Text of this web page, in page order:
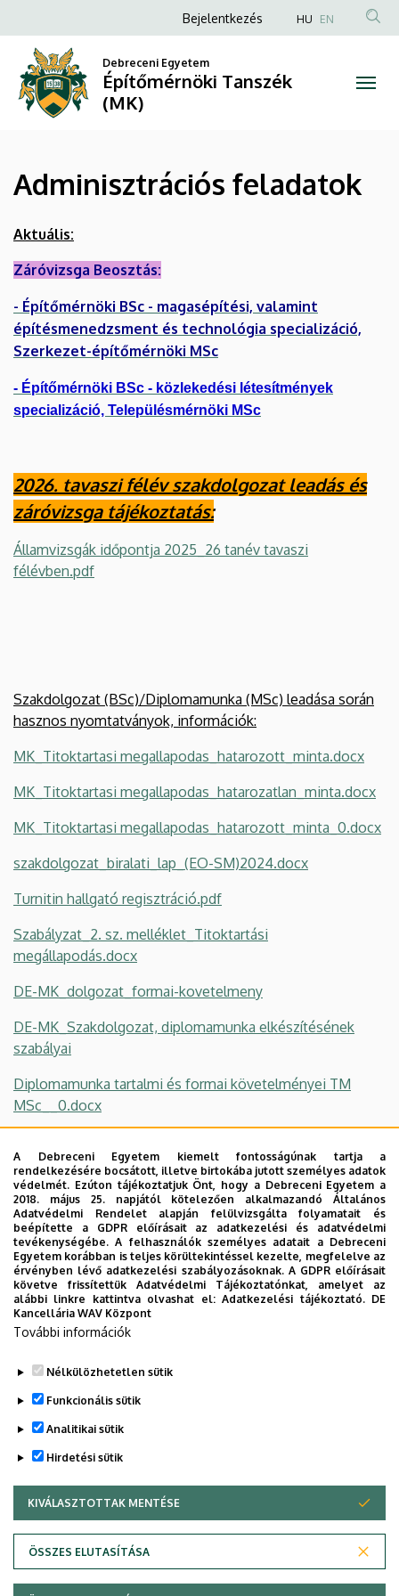
Adminisztrációs
feladatok
Építőmérnöki
Tanszék
(MK)
a
tartalomra
Anonim
fiók
menüje
Bejelentkezés HU EN
Debreceni Egyetem
Építőmérnöki Tanszék
(MK)
Adminisztrációs feladatok
Aktuális:
Záróvizsga Beosztás:
- Építőmérnöki BSc - magasépítési, valamint
építésmenedzsment és technológia specializáció,
Szerkezet-építőmérnöki MSc
- Építőmérnöki BSc - közlekedési létesítmények
specializáció, Településmérnöki MSc
2026. tavaszi félév szakdolgozat leadás és
záróvizsga tájékoztatás:
Államvizsgák időpontja 2025_26 tanév tavaszi
félévben.pdf
Szakdolgozat (BSc)/Diplomamunka (MSc) leadása során
hasznos nyomtatványok, információk:
MK_Titoktartasi megallapodas_hatarozott_minta.docx
MK_Titoktartasi megallapodas_hatarozatlan_minta.docx
MK_Titoktartasi megallapodas_hatarozott_minta_0.docx
szakdolgozat_biralati_lap_(EO-SM)2024.docx
Turnitin hallgató regisztráció.pdf
Szabályzat_2. sz. melléklet_Titoktartási
megállapodás.docx
DE-MK_dolgozat_formai-kovetelmeny
DE-MK_Szakdolgozat, diplomamunka elkészítésének
szabályai
Diplomamunka tartalmi és formai követelményei TM
MSc__0.docx
szabályai.docx
konzultációs napló.xlsx
Szakdolgozat formai követelményeihez néhány
tudnivaló_BSc.pdf
3. sz. melléklet_nyilatkozat_diplomamunka_0.docx
3. sz. melléklet_nyilatkozat_szakdolgozat_0.docx
Legutóbbi frissítés: 2026. 05. 22. 11:20
Adatvédelem
A Debreceni Egyetem kiemelt fontosságúnak tartja a
rendelkezésére bocsátott, illetve birtokába jutott személyes adatok
védelmét. Ezúton tájékoztatjuk Önt, hogy a Debreceni Egyetem a
2018. május 25. napjától kötelezően alkalmazandó Általános
Adatvédelmi Rendelet alapján felülvizsgálta folyamatait és
beépítette a GDPR előírásait az adatkezelési és adatvédelmi
tevékenységébe. A felhasználók személyes adatait a Debreceni
Egyetem korábban is teljes körültekintéssel kezelte, megfelelve az
érvényben lévő adatkezelési szabályozásoknak. A GDPR előírásait
követve frissítettük Adatvédelmi Tájékoztatónkat, amelyet az
alábbi linkre kattintva olvashat el:Adatkezelési tájékoztató. DE
Kancellária WAV Központ
További információk
Nélkülözhetetlen sütik
Funkcionális sütik
Analitikai sütik
Hirdetési sütik
KIVÁLASZTOTTAK MENTÉSE
ÖSSZES ELUTASÍTÁSA
WITHDRAW CONSENT